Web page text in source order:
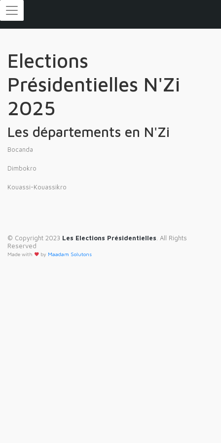
Elections
Présidentielles N'Zi
2025
Les départements en N'Zi
Bocanda
Dimbokro
Kouassi-Kouassikro
© Copyright 2023 Les Elections Présidentielles . All Rights
Reserved
Made with by Maadam Solutons